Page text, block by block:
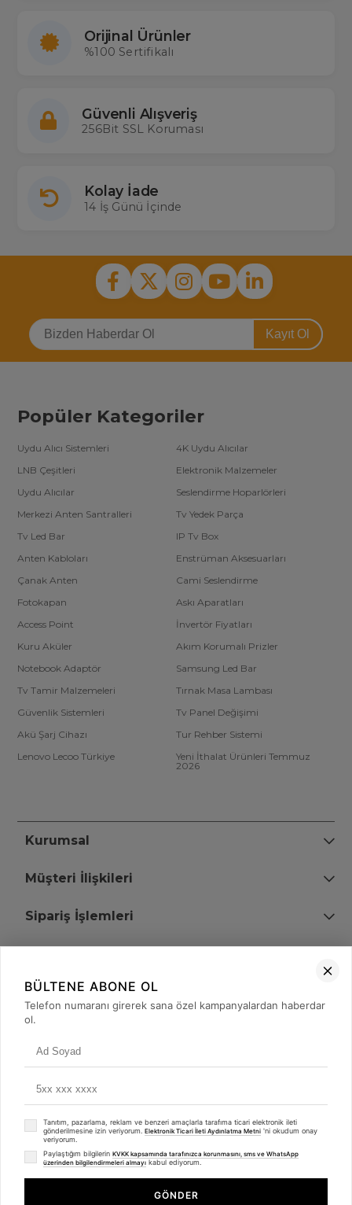
Orijinal Ürünler
%100 Sertifikalı
Güvenli Alışveriş
256Bit SSL Koruması
Kolay İade
14 İş Günü İçinde
Kayıt Ol
Popüler Kategoriler
Uydu Alıcı Sistemleri
4K Uydu Alıcılar
LNB Çeşitleri
Elektronik Malzemeler
Uydu Alıcılar
Seslendirme Hoparlörleri
Merkezi Anten Santralleri
Tv Yedek Parça
Tv Led Bar
IP Tv Box
Anten Kabloları
Enstrüman Aksesuarları
Çanak Anten
Cami Seslendirme
Fotokapan
Askı Aparatları
Access Point
İnvertör Fiyatları
Kuru Aküler
Akım Korumalı Prizler
Notebook Adaptör
Samsung Led Bar
Tv Tamir Malzemeleri
Tırnak Masa Lambası
Güvenlik Sistemleri
Tv Panel Değişimi
Akü Şarj Cihazı
Tur Rehber Sistemi
Lenovo Lecoo Türkiye
Yeni İthalat Ürünleri Temmuz
2026
Kurumsal
Müşteri İlişkileri
Sipariş İşlemleri
+90 (850) 473 08 08
© 2008 - 2026merterelektronik.com
- Tüm Hakları Saklıdır. Kredi kartı bilgileriniz 256bit SSL sertifikası ile
Whatsapp
BÜLTENE ABONE OL
Telefon numaranı girerek sana özel kampanyalardan haberdar
ol.
Tanıtım, pazarlama, reklam ve benzeri amaçlarla tarafıma ticari elektronik ileti
gönderilmesine izin veriyorum. Elektronik Ticari İleti Aydınlatma Metni 'ni okudum onay
veriyorum.
Paylaştığım bilgilerin KVKK kapsamında tarafınızca korunmasını, sms ve WhatsApp
üzerinden bilgilendirmeleri almayı kabul ediyorum.
GÖNDER